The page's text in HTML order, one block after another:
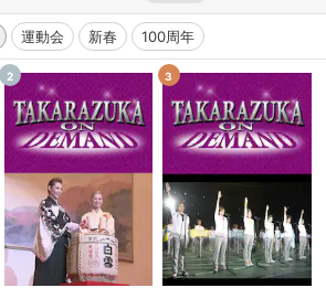
運動会 新春 100周年
2 3